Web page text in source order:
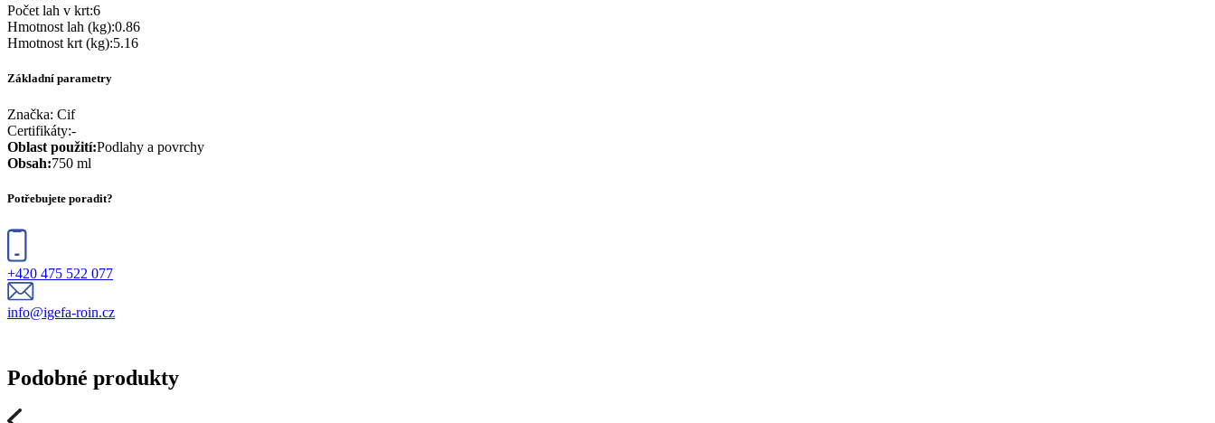
Počet lah v krt:6
Hmotnost lah (kg):0.86
Hmotnost krt (kg):5.16
Základní parametry
Značka: Cif
Certifikáty:-
Oblast použití:Podlahy a povrchy
Obsah:750 ml
Potřebujete poradit?
+420 475 522 077
info@igefa-roin.cz
Podobné produkty